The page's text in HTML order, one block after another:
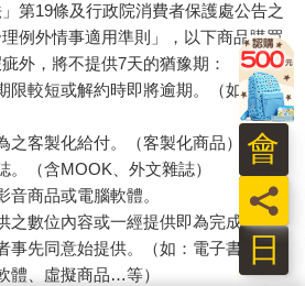
第19條及行政院消費者保護處公告之
理例外情事適用準則」，以下商品購買
外，將不提供7天的猶豫期：
限較短或解約時即將逾期。（如：生
之客製化給付。（客製化商品）
。（含MOOK、外文雜誌）
音商品或電腦軟體。
之數位內容或一經提供即為完成之線
事先同意始提供。（如：電子書、電
體、虛擬商品…等）
日
員
會